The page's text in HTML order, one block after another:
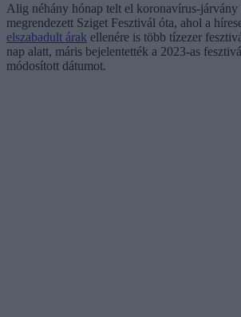
Alig néhány hónap telt el koronavírus-járvány
megrendezett Sziget Fesztivál óta, ahol a
elszabadult árak ellenére is több tízezer
nap alatt, máris bejelentették a 2023-as
módosított dátumot.